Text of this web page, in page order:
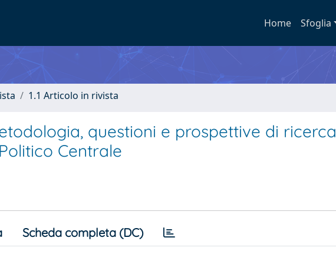
Home Sfoglia
1.1 Articolo in rivista
questioni e prospettive di ricerca
Centrale
Scheda completa (DC)